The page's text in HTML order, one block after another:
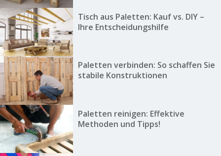
Tisch aus Paletten: Kauf vs. DIY –
Ihre Entscheidungshilfe
Paletten verbinden: So schaffen Sie
stabile Konstruktionen
Paletten reinigen: Effektive
Methoden und Tipps!